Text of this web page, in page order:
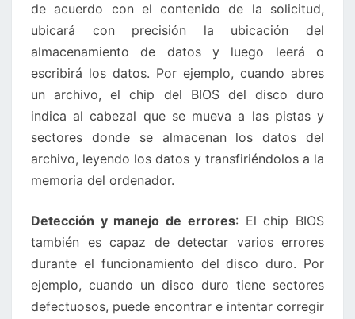
de acuerdo con el contenido de la solicitud,
ubicará con precisión la ubicación del
almacenamiento de datos y luego leerá o
escribirá los datos. Por ejemplo, cuando abres
un archivo, el chip del BIOS del disco duro
indica al cabezal que se mueva a las pistas y
sectores donde se almacenan los datos del
archivo, leyendo los datos y transfiriéndolos a la
memoria del ordenador.
Detección y manejo de errores: El chip BIOS
también es capaz de detectar varios errores
durante el funcionamiento del disco duro. Por
ejemplo, cuando un disco duro tiene sectores
defectuosos, puede encontrar e intentar corregir